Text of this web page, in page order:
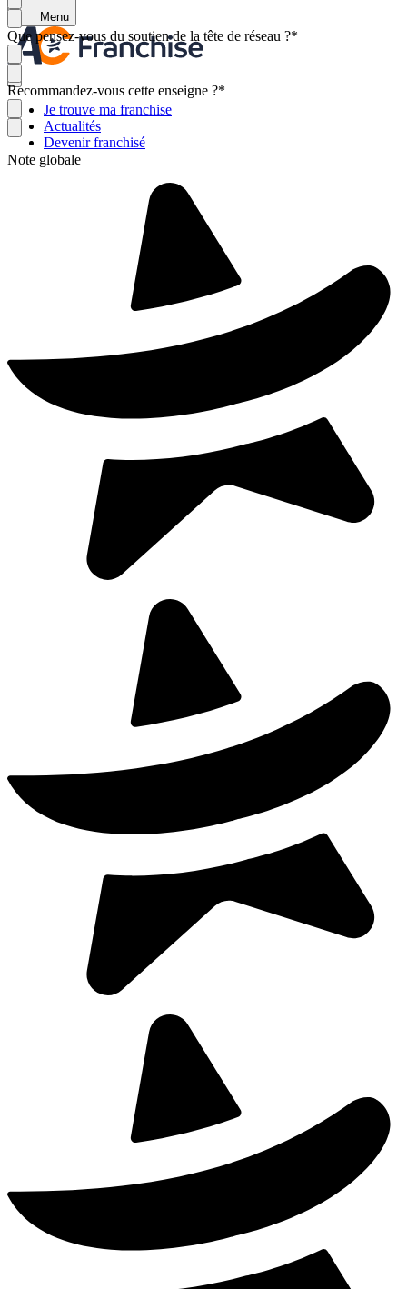
Menu
Je trouve ma franchise
Actualités
Devenir franchisé
Que pensez-vous du soutien de la tête de réseau ?*
Recommandez-vous cette enseigne ?*
Note globale